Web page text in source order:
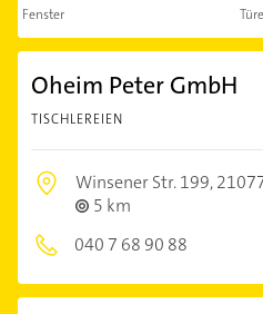
Fenster
Oheim Peter GmbH
TISCHLEREIEN
Winsener Str. 199,
5 km
040 7 68 90 88